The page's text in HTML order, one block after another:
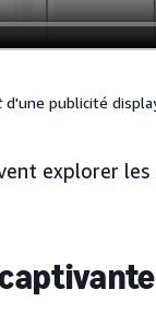
d'une publicité
explorer